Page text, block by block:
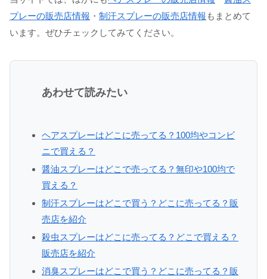
プレーの販売店情報 ・ 制汗スプレーの販売店情報 もまとめて
います。ぜひチェックしてみてください。
あわせて読みたい
ヘアスプレーはどこに売ってる？100均やコンビ
ニで買える？
醤油スプレーはどこで売ってる？無印や100均で
買える？
制汗スプレーはどこで買う？どこに売ってる？販
売店を紹介
殺虫スプレーはどこに売ってる？どこで買える？
販売店を紹介
消臭スプレーはどこで買う？どこに売ってる？販